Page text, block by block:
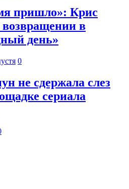
пришло»: Крис
в
день»
0
не сдержала слез
сериала